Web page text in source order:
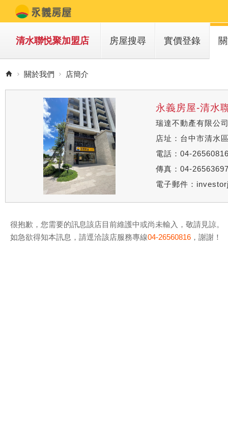
清水聯悦聚加盟店 房屋搜尋 實價登錄
關於我們 店簡介
永義房屋-清水
瑞達不動產有限公
店址：台中市清水
電話：04-
傳真：04-
電子郵件：
很抱歉，您需要的訊息該店目前維護中或尚未輸入，敬請見諒。
如急欲得知本訊息，請逕洽該店服務專線04-26560816 ，謝謝！